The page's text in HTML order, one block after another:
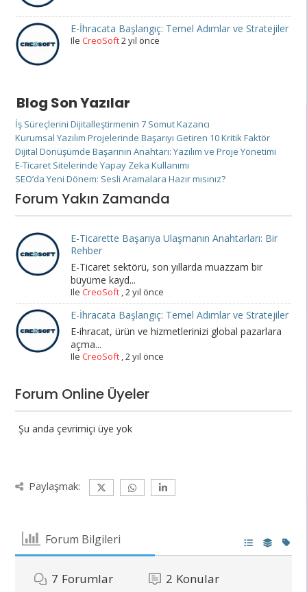
E-İhracata Başlangıç: Temel Adımlar ve Stratejiler
IleCreoSoft2 yıl önce
Blog Son Yazılar
İş Süreçlerini Dijitalleştirmenin 7 Somut Kazancı
Kurumsal Yazılım Projelerinde Başarıyı Getiren 10 Kritik Faktör
Dijital Dönüşümde Başarının Anahtarı: Yazılım ve Proje Yönetimi
E-Ticaret Sitelerinde Yapay Zeka Kullanımı
SEO’da Yeni Dönem: Sesli Aramalara Hazır mısınız?
Forum Yakın Zamanda
E-Ticarette Başarıya Ulaşmanın Anahtarları: Bir
Rehber
E-Ticaret sektörü, son yıllarda muazzam bir
büyüme kayd...
IleCreoSoft ,2 yıl önce
E-İhracata Başlangıç: Temel Adımlar ve Stratejiler
E-ihracat, ürün ve hizmetlerinizi global pazarlara
açma...
IleCreoSoft ,2 yıl önce
Forum Online Üyeler
Şu anda çevrimiçi üye yok
Paylaşmak:
Forum Bilgileri
7 Forumlar 2 Konular